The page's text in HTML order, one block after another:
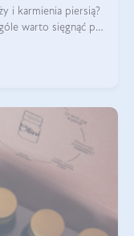
i karmienia piersią?
warto sięgnąć po